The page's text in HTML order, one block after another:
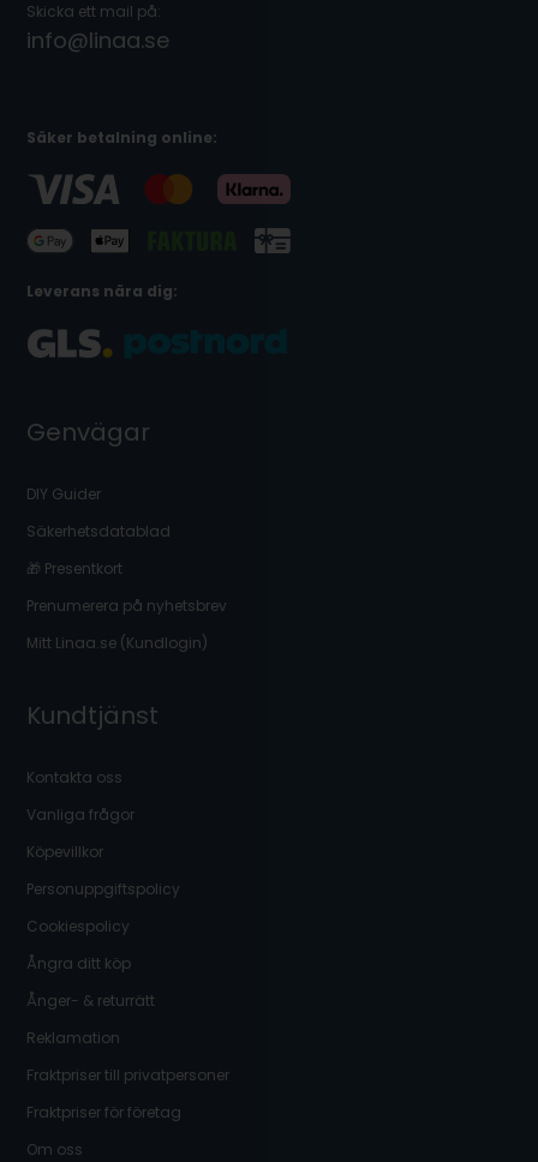
Skicka ett mail på:
info@linaa.se
Säker betalning online:
Leverans nära dig:
Genvägar
DIY Guider
Säkerhetsdatablad
🎁 Presentkort
Prenumerera på nyhetsbrev
Mitt Linaa.se (Kundlogin)
Kundtjänst
Kontakta oss
Vanliga frågor
Köpevillkor
Personuppgiftspolicy
Cookiespolicy
Ångra ditt köp
Ånger- & returrätt
Reklamation
Fraktpriser till privatpersoner
Fraktpriser för företag
Om oss